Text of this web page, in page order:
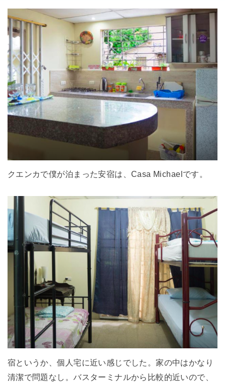
クエンカで僕が泊まった安宿は、Casa Michaelです。
宿というか、個人宅に近い感じでした。家の中はかなり
清潔で問題なし。バスターミナルから比較的近いので、